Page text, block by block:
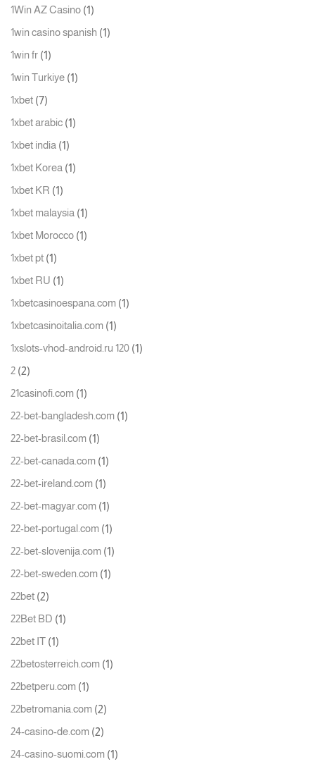
1Win AZ Casino (1)
1win casino spanish (1)
1win fr (1)
1win Turkiye (1)
1xbet (7)
1xbet arabic (1)
1xbet india (1)
1xbet Korea (1)
1xbet KR (1)
1xbet malaysia (1)
1xbet Morocco (1)
1xbet pt (1)
1xbet RU (1)
1xbetcasinoespana.com (1)
1xbetcasinoitalia.com (1)
1xslots-vhod-android.ru 120 (1)
2 (2)
21casinofi.com (1)
22-bet-bangladesh.com (1)
22-bet-brasil.com (1)
22-bet-canada.com (1)
22-bet-ireland.com (1)
22-bet-magyar.com (1)
22-bet-portugal.com (1)
22-bet-slovenija.com (1)
22-bet-sweden.com (1)
22bet (2)
22Bet BD (1)
22bet IT (1)
22betosterreich.com (1)
22betperu.com (1)
22betromania.com (2)
24-casino-de.com (2)
24-casino-suomi.com (1)